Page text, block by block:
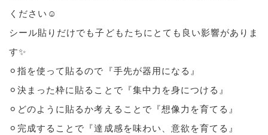
ください☺️
シール貼りだけでも子どもたちにとても良い影響がありま
す✨
⚪︎指を使って貼るので『手先が器用になる』
⚪︎決まった枠に貼ることで『集中力を身につける』
⚪︎どのように貼るか考えることで『想像力を育てる』
⚪︎完成することで『達成感を味わい、意欲を育てる』